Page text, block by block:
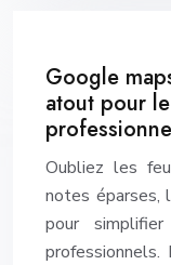
Google
atout pour
Oubliez les
notes éparses,
pour